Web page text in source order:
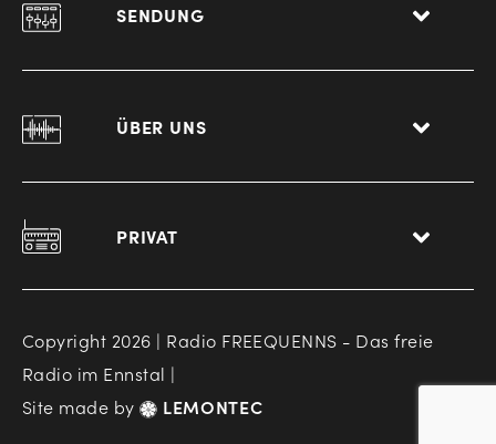
SENDUNG
ÜBER UNS
PRIVAT
Copyright 2026 | Radio FREEQUENNS - Das freie
Radio im Ennstal |
Site made by
LEMONTEC